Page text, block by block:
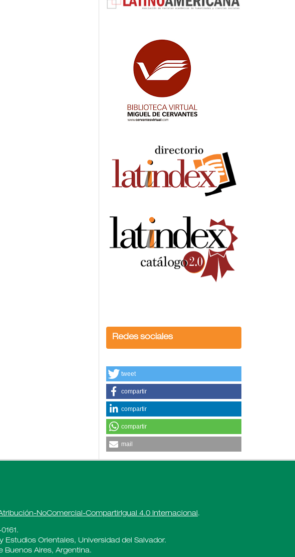
Redes sociales
tweet
compartir
compartir
compartir
mail
NoComercial-CompartirIgual 4.0 Internacional .
Estudios Orientales, Universidad del Salvador.
Buenos Aires, Argentina.